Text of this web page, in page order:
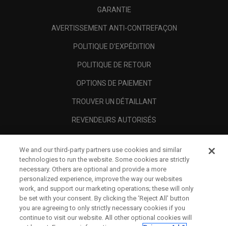
GARANTIE
AVERTISSEMENT ANTI-CONTREFAÇON
POLITIQUE D'EXPÉDITION
POLITIQUE DE RETOUR
OPTIONS DE PAIEMENT
TROUVER UN DÉTAILLANT
REVENDEURS AUTORISÉS
A PROPOS
MENTIONS LÉGALES
We and our third-party partners use cookies and similar
technologies to run the website. Some cookies are strictly
necessary. Others are optional and provide a more
personalized experience, improve the way our websites
work, and support our marketing operations; these will only
be set with your consent. By clicking the ‘Reject All' button
you are agreeing to only strictly necessary cookies if you
continue to visit our website. All other optional cookies will